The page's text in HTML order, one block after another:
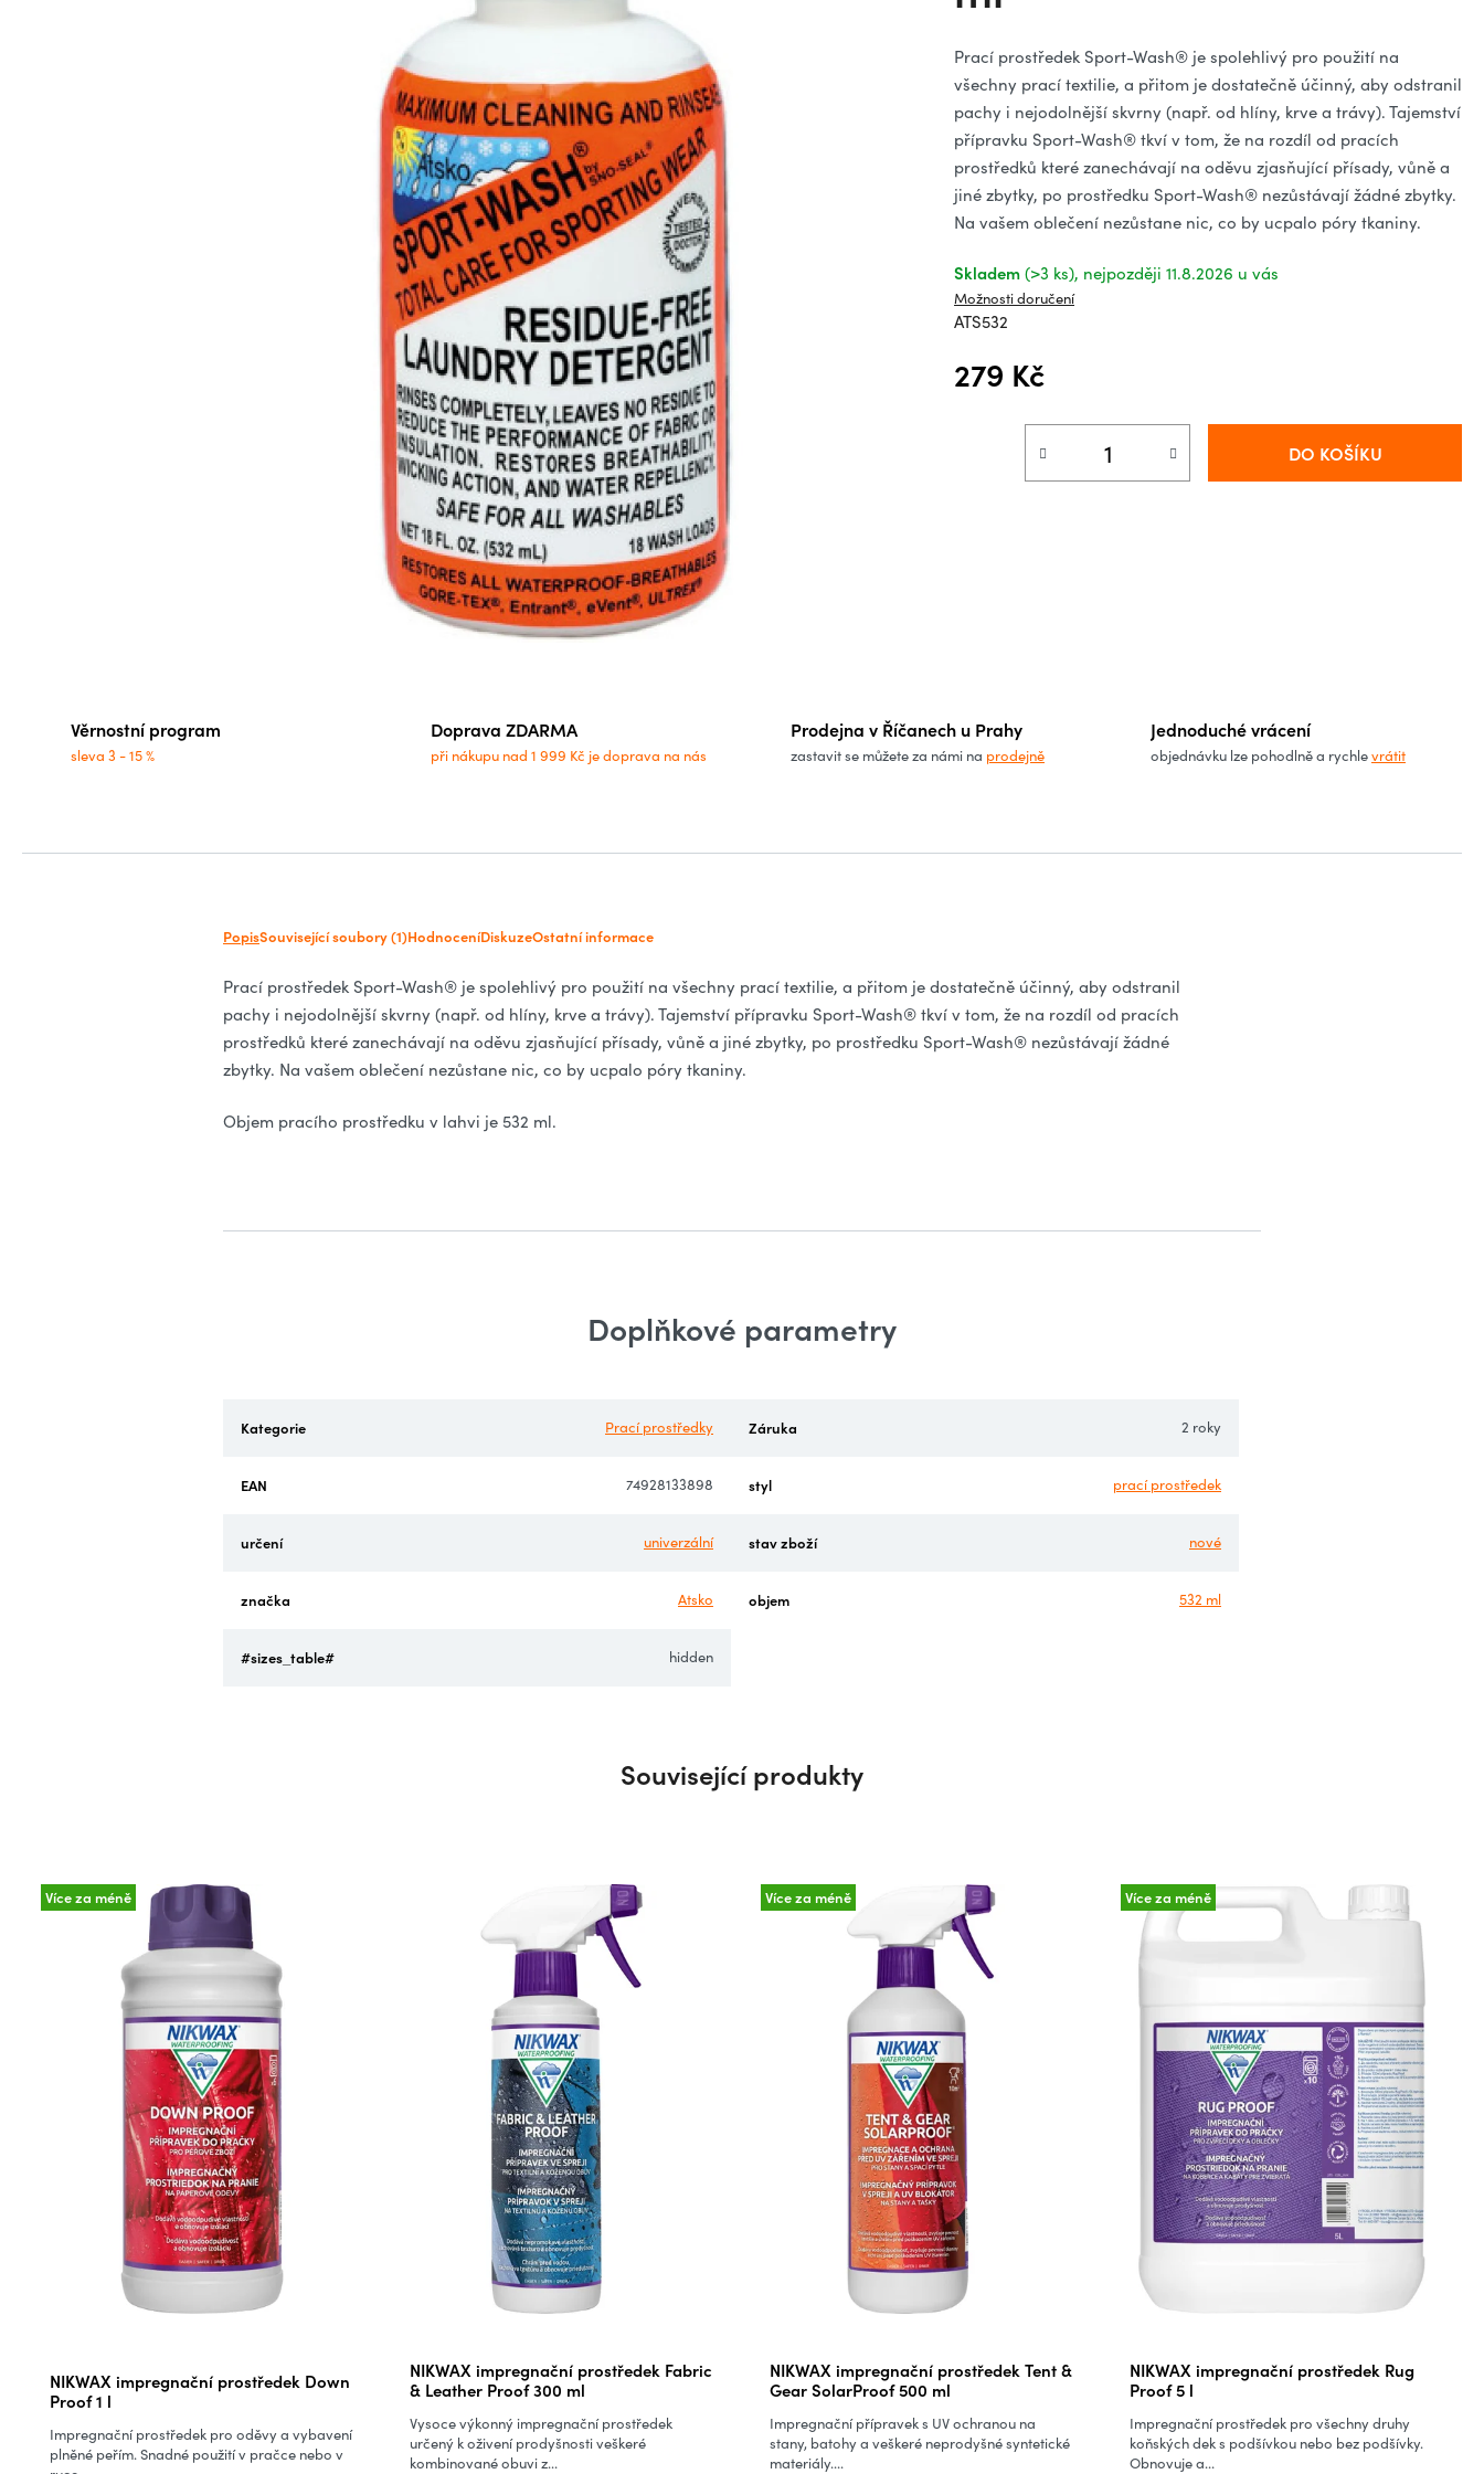
Prací prostředek Sport-Wash® je spolehlivý pro použití na
všechny prací textilie, a přitom je dostatečně účinný, aby odstranil
pachy i nejodolnější skvrny (např. od hlíny, krve a trávy). Tajemství
přípravku Sport-Wash® tkví v tom, že na rozdíl od pracích
prostředků které zanechávají na oděvu zjasňující přísady, vůně a
jiné zbytky, po prostředku Sport-Wash® nezůstávají žádné zbytky.
Na vašem oblečení nezůstane nic, co by ucpalo póry tkaniny.
Skladem (>3 ks) 11.8.2026
Možnosti doručení
ATS532
279 Kč
DO KOŠÍKU
Věrnostní program
sleva 3 - 15 %
Doprava ZDARMA
při nákupu nad 1 999 Kč je doprava na nás
Prodejna v Říčanech u Prahy
zastavit se můžete za námi na prodejně
Jednoduché vrácení
objednávku lze pohodlně a rychlevrátit
PopisSouvisející soubory (1)HodnoceníDiskuzeOstatní informace
Prací prostředek Sport-Wash® je spolehlivý pro použití na všechny prací textilie, a přitom je dostatečně účinný, aby odstranil
pachy i nejodolnější skvrny (např. od hlíny, krve a trávy). Tajemství přípravku Sport-Wash® tkví v tom, že na rozdíl od pracích
prostředků které zanechávají na oděvu zjasňující přísady, vůně a jiné zbytky, po prostředku Sport-Wash® nezůstávají žádné
zbytky. Na vašem oblečení nezůstane nic, co by ucpalo póry tkaniny.
Objem pracího prostředku v lahvi je 532 ml.
Doplňkové parametry
Kategorie Prací prostředky Záruka 2 roky
EAN 74928133898 styl prací prostředek
určení univerzální stav zboží nové
značka Atsko objem 532 ml
#sizes_table# hidden
Související produkty
Více za méně
NIKWAX impregnační prostředek Down
Proof 1 l
Impregnační prostředek pro oděvy a vybavení
plněné peřím. Snadné použití v pračce nebo v
NIKWAX impregnační prostředek Fabric
& Leather Proof 300 ml
Průměrné
hodnocení
produktu
je
Vysoce výkonný impregnační prostředek
určený k oživení prodyšnosti veškeré
kombinované obuvi z...
Více za méně
NIKWAX impregnační prostředek Tent &
Gear SolarProof 500 ml
Průměrné
hodnocení
produktu
je
Impregnační přípravek s UV ochranou na
stany, batohy a veškeré neprodyšné syntetické
materiály....
Více za méně
NIKWAX impregnační prostředek Rug
Proof 5 l
Průměrné
hodnocení
produktu
je
Impregnační prostředek pro všechny druhy
koňských dek s podšívkou nebo bez podšívky.
Obnovuje a...